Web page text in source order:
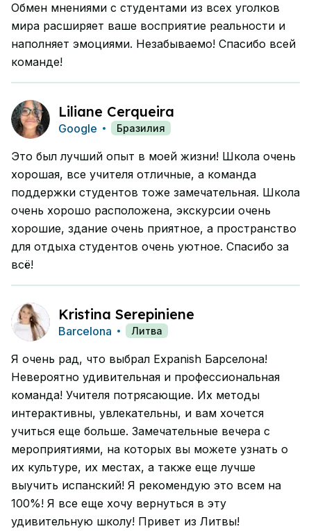
Обмен мнениями с студентами из всех уголков
мира расширяет ваше восприятие реальности и
наполняет эмоциями. Незабываемо! Спасибо всей
команде!
Liliane Cerqueira
Google Бразилия
Это был лучший опыт в моей жизни! Школа очень
хорошая, все учителя отличные, а команда
поддержки студентов тоже замечательная. Школа
очень хорошо расположена, экскурсии очень
хорошие, здание очень приятное, а пространство
для отдыха студентов очень уютное. Спасибо за
всё!
Kristina Serepiniene
Barcelona Литва
Я очень рад, что выбрал Expanish Барселона!
Невероятно удивительная и профессиональная
команда! Учителя потрясающие. Их методы
интерактивны, увлекательны, и вам хочется
учиться еще больше. Замечательные вечера с
мероприятиями, на которых вы можете узнать о
их культуре, их местах, а также еще лучше
выучить испанский! Я рекомендую это всем на
100%! Я все еще хочу вернуться в эту
удивительную школу! Привет из Литвы!